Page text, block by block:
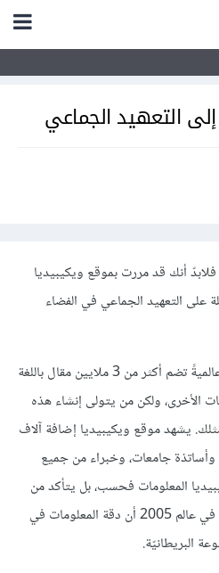
التعهيد الجماعي
أنك قد مررت بموقع ويكيبيديا
على التعهيد الجماعي في الفضاء
يمثل موقع ويكيبيديا موسوعةً عالميةً تضم أكثر من 3 ملايين مقال باللغة
الأخرى، ولكن من يتولى إنشاء هذه
يشهد موقع ويكيبيديا إضافة آلاف
جامعات، وخبراء من جميع
المعلومات فحسب، بل يتأكد من
دقتها، فقد وجدت دراسة أُجريت في عالم 2005 أن دقة المعلومات في
البريطانيّة.